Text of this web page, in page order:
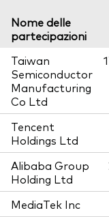
Nome delle
partecipazioni
Taiwan
Semiconductor
Manufacturing
Co Ltd
Tencent
Holdings Ltd
Alibaba Group
Holding Ltd
MediaTek Inc